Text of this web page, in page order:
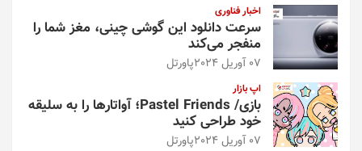
اخبار فناوری
سرعت دانلود این گوشی چینی، مغز شما را
منفجر می‌کند
07 آوریل 2024 پاورتل
اپ بازار
بازی/ Pastel Friends؛ آواتارها را به سلیقه
خود طراحی کنید
07 آوریل 2024 پاورتل